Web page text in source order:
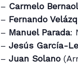
– Carmelo
– Fernando
– Manuel Parada:
–Jesús García-
–Juan Solano